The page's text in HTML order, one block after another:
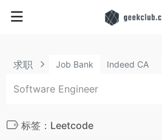
求职 Job Bank Indeed CA
标签：Leetcode